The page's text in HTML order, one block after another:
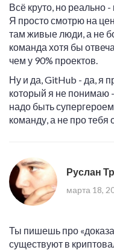
Всё круто, но реально -
Я просто смотрю на
там живые люди, а не
команда хотя бы
чем у 90% проектов.
Ну и да, GitHub - да, я
который я не понимаю
надо быть
команду, а не про тебя
Руслан
марта 18,
Ты пишешь про
существуют в